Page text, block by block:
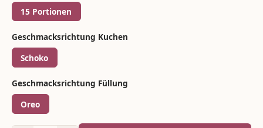
15 Portionen
Geschmacksrichtung Kuchen
Schoko
Geschmacksrichtung Füllung
Oreo